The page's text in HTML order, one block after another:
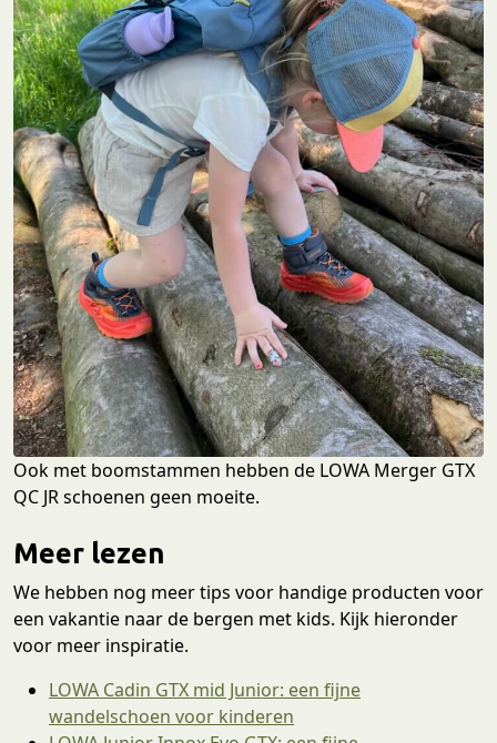
Ook met boomstammen hebben de LOWA Merger GTX
QC JR schoenen geen moeite.
Meer lezen
We hebben nog meer tips voor handige producten voor
een vakantie naar de bergen met kids. Kijk hieronder
voor meer inspiratie.
LOWA Cadin GTX mid Junior: een fijne
wandelschoen voor kinderen